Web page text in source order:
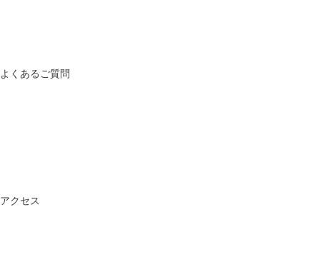
よくあるご質問
アクセス